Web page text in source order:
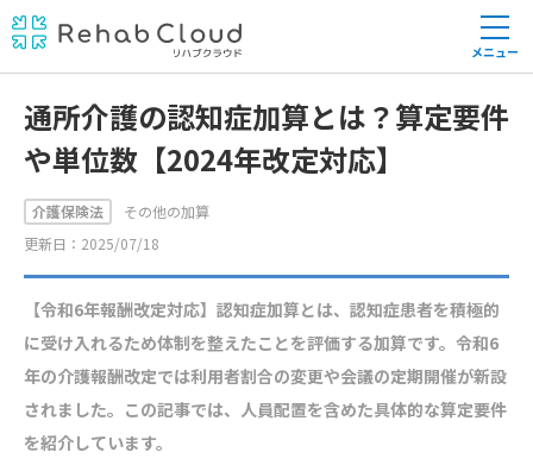
メニュー
通所介護の認知症加算とは？算定要件
や単位数【2024年改定対応】
介護保険法
その他の加算
更新日：2025/07/18
【令和6年報酬改定対応】認知症加算とは、認知症患者を積極的
に受け入れるため体制を整えたことを評価する加算です。令和6
年の介護報酬改定では利用者割合の変更や会議の定期開催が新設
されました。この記事では、人員配置を含めた具体的な算定要件
を紹介しています。